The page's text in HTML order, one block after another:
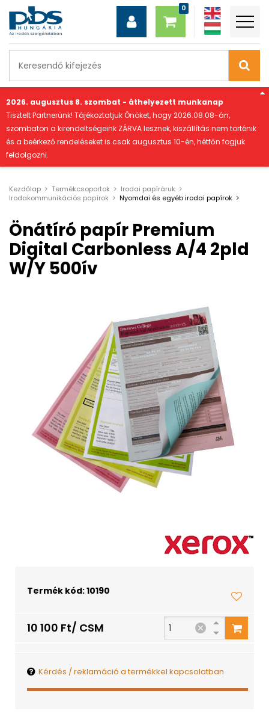
2026. augusztus 8. szombat - áthelyezett munkanap
Tisztelt Partnerünk! Tájékoztatjuk Önöket, hogy 2026.08.08-án,
szombaton a kirendeltségeink ZÁRVA lesznek, kiszállítás nem történik
és a beérkező rendeléseket is csak augusztus 10-én, hétfőn fogjuk
feldolgozni.
Kezdőlap Termékcsoportok
Irodai papíráruk
Irodakommunikációs papírok
Nyomdai és egyéb irodai papírok
Önátíró papír Premium
Digital Carbonless A/4 2pld
W/Y 500ív
Termék kód: 10190
10 100 Ft/ CSM
Kérdés / reklamáció a termékkel kapcsolatban